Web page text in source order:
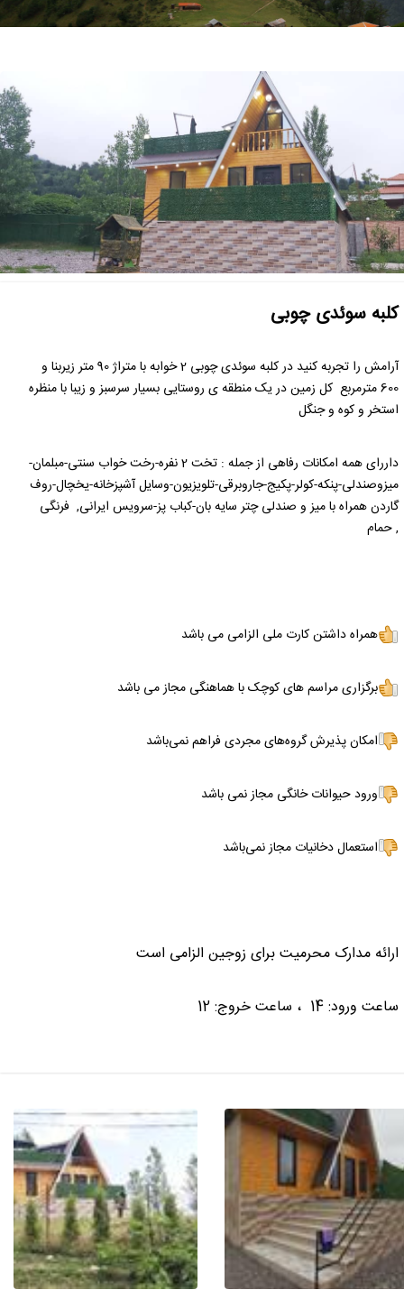
کلبه سو‌ئدی چوبی
آرامش را تجربه کنید در کلبه سوئدی چوبی 2 خوابه‌ با متراژ 90 متر زیربنا و
600 مترمربع کل زمین در یک منطقه ی روستایی بسیار سرسبز و زیبا با منظره
استخر و کوه و جنگل
داررای همه امکانات رفاهی از جمله : تخت 2 نفره-رخت خواب سنتی-مبلمان-
میزوصندلی-پنکه-کولر-پکیج-جاروبرقی-تلویزیون-وسایل آشپزخانه-یخچال-روف
گاردن همراه با میز و صندلی چتر سایه بان-کباب پز-سرویس ایرانی, فرنگی
, حمام
همراه داشتن کارت ملی الزامی می باشد
برگزاری مراسم های کوچک با هماهنگی مجاز می باشد
امکان پذیرش گروه‌های مجردی فراهم نمی‌باشد
ورود حیوانات خانگی مجاز نمی باشد
استعمال دخانیات مجاز نمی‌باشد
ارائه مدارک محرمیت برای زوجین الزامی است
ساعت ورود: 14 ، ساعت خروج: 12